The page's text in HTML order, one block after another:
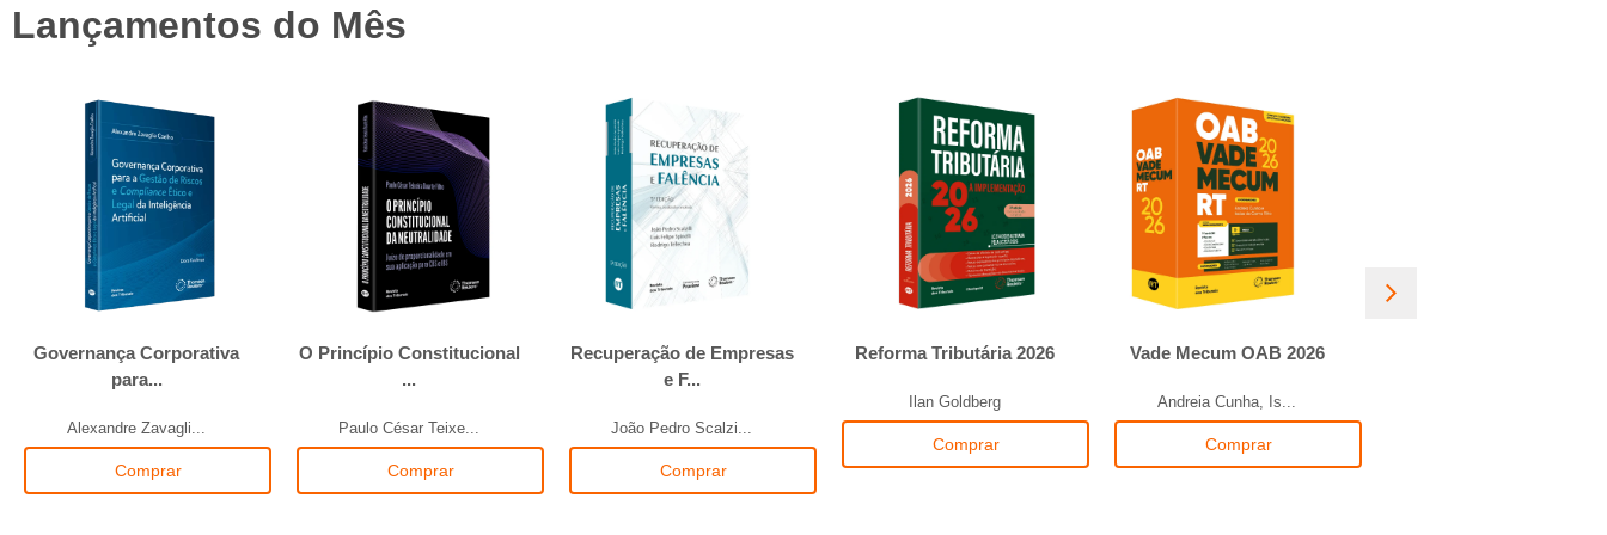
Lançamentos do Mês
Governança Corporativa
para...
Alexandre Zavagli...
Comprar
O Princípio Constitucional
...
Paulo César Teixe...
Comprar
Recuperação de Empresas
e F...
João Pedro Scalzi...
Comprar
Reforma Tributária 2026
Ilan Goldberg
Comprar
Vade Mecum OAB 2026
Andreia Cunha, Is...
Comprar